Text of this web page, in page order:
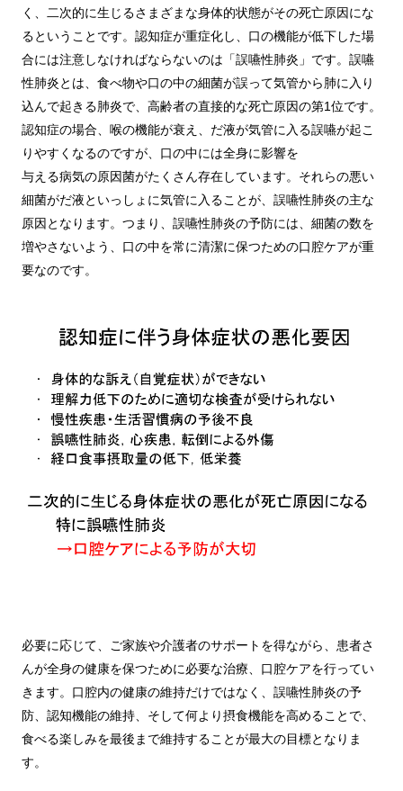
く、二次的に生じるさまざまな身体的状態がその死亡原因にな
るということです。認知症が重症化し、口の機能が低下した場
合には注意しなければならないのは「誤嚥性肺炎」です。誤嚥
性肺炎とは、食べ物や口の中の細菌が誤って気管から肺に入り
込んで起きる肺炎で、高齢者の直接的な死亡原因の第1位です。
認知症の場合、喉の機能が衰え、だ液が気管に入る誤嚥が起こ
りやすくなるのですが、口の中には全身に影響を
与える病気の原因菌がたくさん存在しています。それらの悪い
細菌がだ液といっしょに気管に入ることが、誤嚥性肺炎の主な
原因となります。つまり、誤嚥性肺炎の予防には、細菌の数を
増やさないよう、口の中を常に清潔に保つための口腔ケアが重
要なのです。
必要に応じて、ご家族や介護者のサポートを得ながら、患者さ
んが全身の健康を保つために必要な治療、口腔ケアを行ってい
きます。口腔内の健康の維持だけではなく、誤嚥性肺炎の予
防、認知機能の維持、そして何より摂食機能を高めることで、
食べる楽しみを最後まで維持することが最大の目標となりま
す。